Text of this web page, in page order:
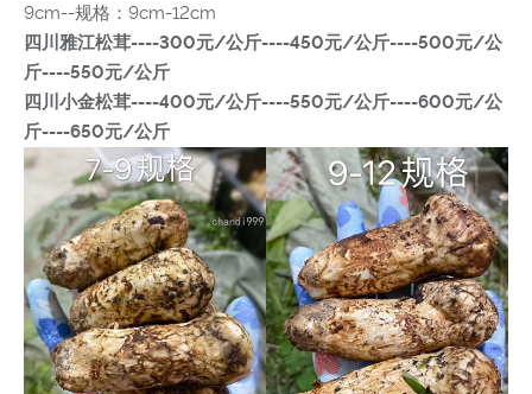
9cm--规格：9cm-12cm
四川雅江松茸----300元/公斤----450元/公斤----500元/公
斤----550元/公斤
四川小金松茸----400元/公斤----550元/公斤----600元/公
斤----650元/公斤